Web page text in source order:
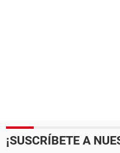
¡SUSCRÍBETE A